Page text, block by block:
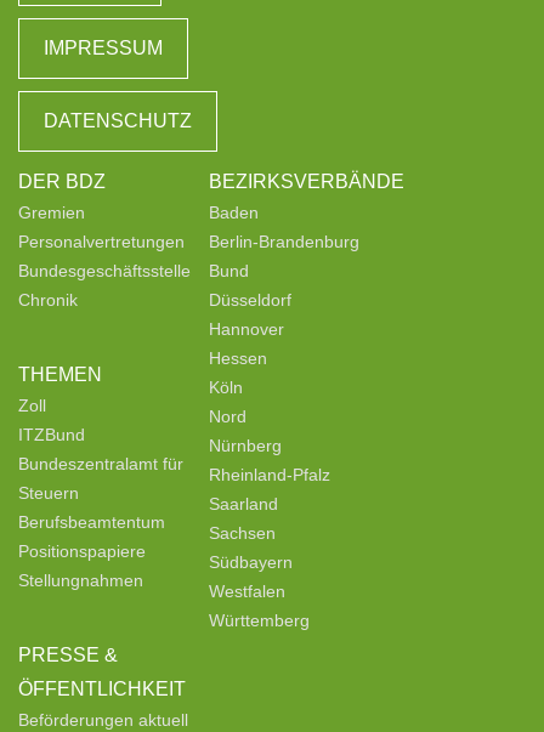
IMPRESSUM
DATENSCHUTZ
DER BDZ
Gremien
Personalvertretungen
Bundesgeschäftsstelle
Chronik
THEMEN
Zoll
ITZBund
Bundeszentralamt für
Steuern
Berufsbeamtentum
Positionspapiere
Stellungnahmen
PRESSE &
ÖFFENTLICHKEIT
Beförderungen aktuell
BEZIRKSVERBÄNDE
Baden
Berlin-Brandenburg
Bund
Düsseldorf
Hannover
Hessen
Köln
Nord
Nürnberg
Rheinland-Pfalz
Saarland
Sachsen
Südbayern
Westfalen
Württemberg